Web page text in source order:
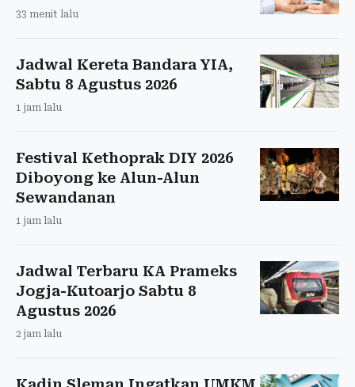
33 menit lalu
Jadwal Kereta Bandara YIA,
Sabtu 8 Agustus 2026
1 jam lalu
Festival Kethoprak DIY 2026
Diboyong ke Alun-Alun
Sewandanan
1 jam lalu
Jadwal Terbaru KA Prameks
Jogja-Kutoarjo Sabtu 8
Agustus 2026
2 jam lalu